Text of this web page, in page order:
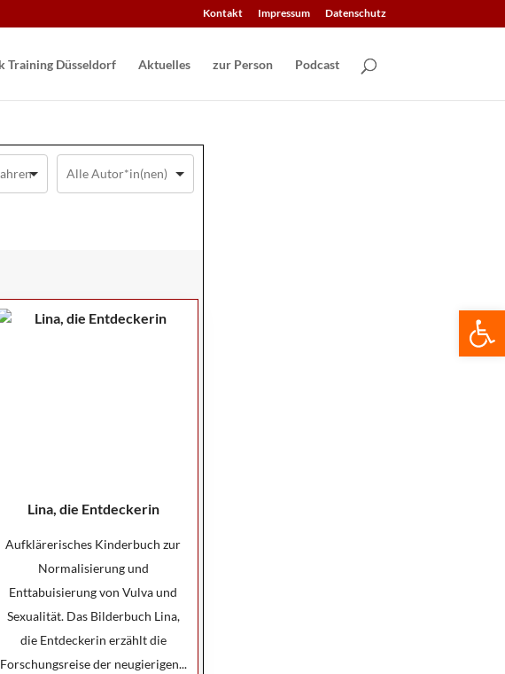
Kontakt Impressum Datenschutz
Aktuelles zur Person Podcast
Lina, die Entdeckerin
Aufklärerisches Kinderbuch zur
Normalisierung und
Enttabuisierung von Vulva und
Sexualität. Das Bilderbuch Lina,
die Entdeckerin erzählt die
Forschungsreise der neugierigen...